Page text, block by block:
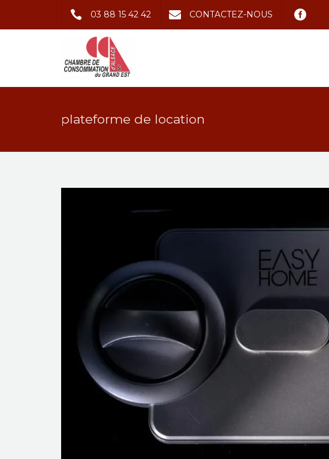
03 88 15 42 42 CONTACTEZ-NOUS
plateforme de location